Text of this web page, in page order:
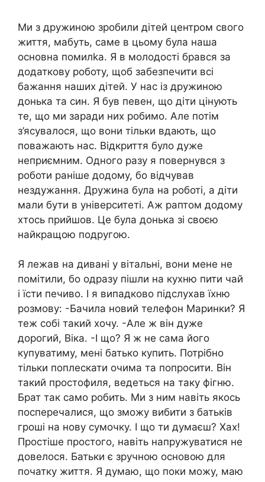
Ми з дружиною зробили дітей центром свого
життя, мабуть, саме в цьому була наша
основна помилkа. Я в молодості брався за
додаткову роботу, щоб забезпечити всі
бажання наших дітей. У нас із дружиною
донька та син. Я був певен, що діти цінують
те, що ми заради них робимо. Але потім
з’ясувалося, що вони тільки вдають, що
поважають нас. Відкриття було дуже
неприємним. Одного разу я повернувся з
роботи раніше додому, бо відчував
нездужання. Дружина була на роботі, а діти
мали бути в університеті. Аж раптом додому
хтось прийшов. Це була донька зі своєю
найкращою подругою.
Я лежав на дивані у вітальні, вони мене не
помітили, бо одразу пішли на кухню пити чай
і їсти печиво. І я випадково підслухав їхню
розмову: -Бачила новий телефон Маринки? Я
теж собі такий хочу. -Але ж він дуже
дорогий, Віка. -І що? Я ж не сама його
купуватиму, мені батько купить. Потрібно
тільки поплескати очима та попросити. Він
такий простофиля, ведеться на таку фігню.
Брат так само робить. Ми з ним навіть якось
посперечалися, що зможу вибити з батьків
гроші на нову сумочку. І що ти думаєш? Хах!
Простіше простого, навіть напружуватися не
довелося. Батьки є зручною основою для
початку життя. Я думаю, що поки можу, маю